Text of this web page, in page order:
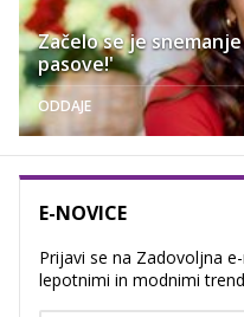
Začelo se je
pasove!'
ODDAJE
E-NOVICE
Prijavi se na Zadovoljna
lepotnimi in modnimi